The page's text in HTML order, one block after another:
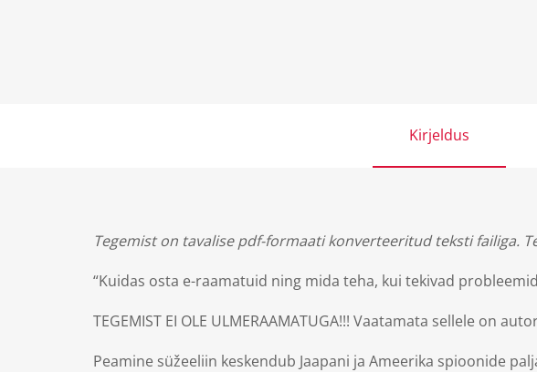
Kirjeldus
Tegemist on tavalise pdf-formaati konverteeritud teksti failiga.
“Kuidas osta e-raamatuid ning mida teha, kui tekivad
TEGEMIST EI OLE ULMERAAMATUGA!!! Vaatamata sellele on
Peamine süžeeliin keskendub Jaapani ja Ameerika spioonide